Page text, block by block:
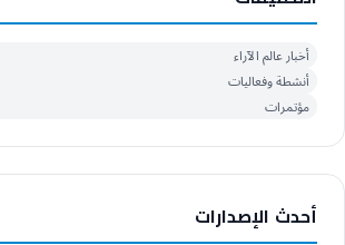
أخبار عالم الآراء
أنشطة وفعاليات
مؤتمرات
أحدث الإصدارات